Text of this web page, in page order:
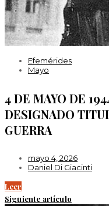
Efemérides
Mayo
4 DE MAYO DE
DESIGNADO
GUERRA
mayo 4, 2026
Daniel Di Giacinti
Leer
Siguiente artículo